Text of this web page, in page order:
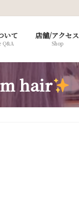
いて
Q&A
店舗/アクセス
Shop
hair